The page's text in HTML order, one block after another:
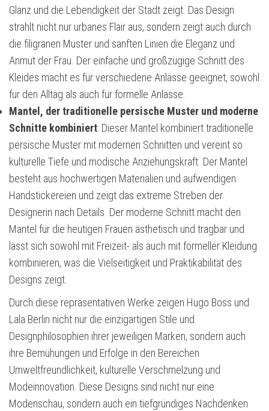
Glanz und die Lebendigkeit der Stadt zeigt. Das Design
strahlt nicht nur urbanes Flair aus, sondern zeigt auch durch
die filigranen Muster und sanften Linien die Eleganz und
Anmut der Frau. Der einfache und großzügige Schnitt des
Kleides macht es für verschiedene Anlässe geeignet, sowohl
für den Alltag als auch für formelle Anlässe.
Mantel, der traditionelle persische Muster und moderne
Schnitte kombiniert: Dieser Mantel kombiniert traditionelle
persische Muster mit modernen Schnitten und vereint so
kulturelle Tiefe und modische Anziehungskraft. Der Mantel
besteht aus hochwertigen Materialien und aufwendigen
Handstickereien und zeigt das extreme Streben der
Designerin nach Details. Der moderne Schnitt macht den
Mantel für die heutigen Frauen ästhetisch und tragbar und
lässt sich sowohl mit Freizeit- als auch mit formeller Kleidung
kombinieren, was die Vielseitigkeit und Praktikabilität des
Designs zeigt.
Durch diese repräsentativen Werke zeigen Hugo Boss und
Lala Berlin nicht nur die einzigartigen Stile und
Designphilosophien ihrer jeweiligen Marken, sondern auch
ihre Bemühungen und Erfolge in den Bereichen
Umweltfreundlichkeit, kulturelle Verschmelzung und
Modeinnovation. Diese Designs sind nicht nur eine
Modenschau, sondern auch ein tiefgründiges Nachdenken